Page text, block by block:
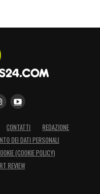
CONTATTI
REDAZIONE
DEI DATI PERSONALI
(COOKIE POLICY)
REVIEW